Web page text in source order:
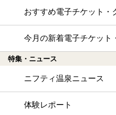
おすすめ電子チケット・
今月の新着電子チケット
特集・ニュース
ニフティ温泉ニュース
体験レポート